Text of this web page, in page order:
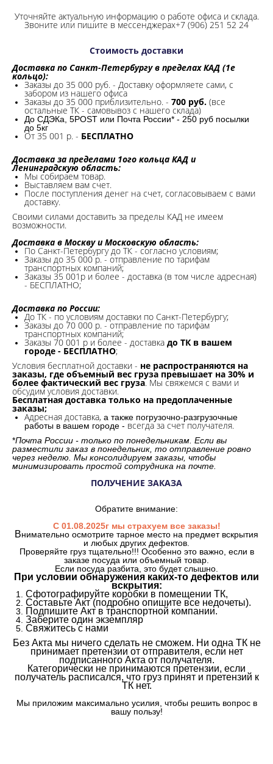
Уточняйте актуальную информацию о работе офиса и склада.
Звоните или пишите в мессенджерах+7 (906) 251 52 24
Стоимость доставки
Доставка по Санкт-Петербургу в пределах КАД (1е
кольцо):
Заказы до 35 000 руб. - Доставку оформляете сами, с
забором из нашего офиса
Заказы до 35 000 приблизительно. - 700 руб. (все
остальные ТК - самовывоз с нашего склада)
До СДЭКа, 5POST или Почта России* - 250 руб посылки
до 5кг
От 35 001 р. - БЕСПЛАТНО
Доставка за пределами 1ого кольца КАД и
Ленинградскую область:
Мы собираем товар.
Выставляем вам счет.
После поступления денег на счет, согласовываем с вами
доставку.
Своими силами доставить за пределы КАД не имеем
возможности.​
Доставка в Москву и Московскую область:
По Санкт-Петербургу до ТК - согласно условиям;
Заказы до 35 000 р. - отправление по тарифам
транспортных компаний;
Заказы 35 001р и более - доставка (в том числе адресная)
- БЕСПЛАТНО;
Доставка по России:
До ТК - по условиям доставки по Санкт-Петербургу;
Заказы до 70 000 р. - отправление по тарифам
транспортных компаний;
Заказы 70 001 р и более - доставка до ТК в вашем
городе - БЕСПЛАТНО;
Условия бесплатной доставки - не распространяются на
заказы, где объемный вес груза превышает на 30% и
более фактический вес груза. Мы свяжемся с вами и
обсудим условия доставки.
Бесплатная доставка только на предоплаченные
заказы;
Адресная доставка, а также погрузочно-разгрузочные
работы в вашем городе - всегда за счет получателя.
*Почта России - только по понедельникам. Если вы
разместили заказ в понедельник, то отправление ровно
через неделю. Мы консолидируем заказы, чтобы
минимизировать простой сотрудника на почте.
ПОЛУЧЕНИЕ ЗАКАЗА
Обратите внимание:
С 01.08.2025г мы страхуем все заказы!
Внимательно осмотрите тарное место на предмет вскрытия
и любых других дефектов.
Проверяйте груз тщательно!!! Особенно это важно, если в
заказе посуда или объемный товар.
Если посуда разбита, это будет слышно.
При условии обнаружения каких-то дефектов или
вскрытия:
Сфотографируйте коробки в помещении ТК,
Составьте Акт (подробно опишите все недочеты).
Подпишите Акт в транспортной компании.
Заберите один экземпляр
Свяжитесь с нами
Без Акта мы ничего сделать не сможем. Ни одна ТК не
принимает претензии от отправителя, если нет
подписанного Акта от получателя.
Категорически не принимаются претензии, если
получатель расписался, что груз принят и претензий к
ТК нет.
Мы приложим максимально усилия, чтобы решить вопрос в
вашу пользу!